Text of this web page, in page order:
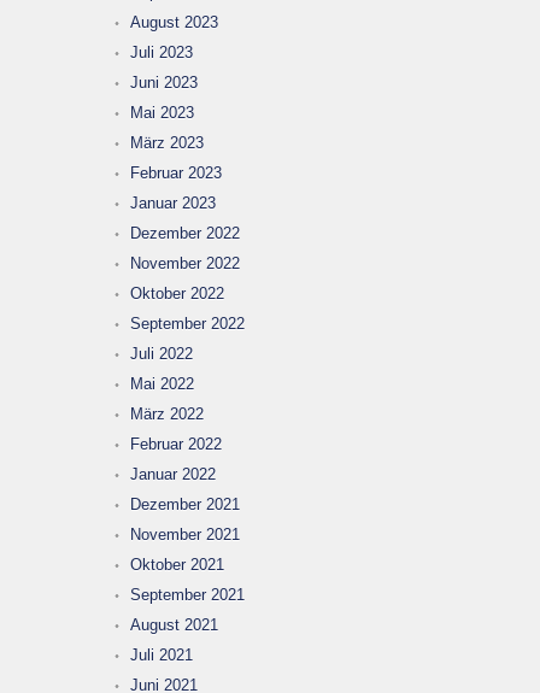
August 2023
Juli 2023
Juni 2023
Mai 2023
März 2023
Februar 2023
Januar 2023
Dezember 2022
November 2022
Oktober 2022
September 2022
Juli 2022
Mai 2022
März 2022
Februar 2022
Januar 2022
Dezember 2021
November 2021
Oktober 2021
September 2021
August 2021
Juli 2021
Juni 2021